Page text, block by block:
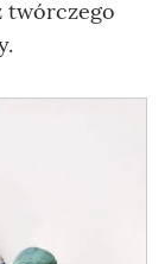
twórczego